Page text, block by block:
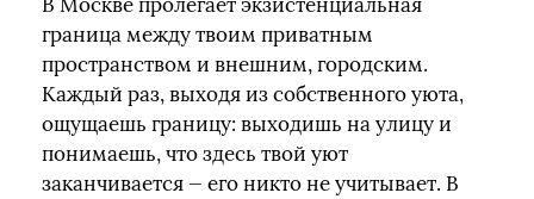
В Москве пролегает экзистенциальная
граница между твоим приватным
пространством и внешним, городским.
Каждый раз, выходя из собственного уюта,
ощущаешь границу: выходишь на улицу и
понимаешь, что здесь твой уют
заканчивается — его никто не учитывает. В